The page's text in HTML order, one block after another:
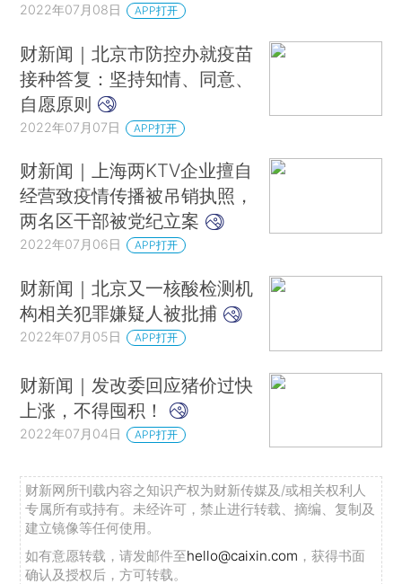
2022年07月08日 APP打开
财新闻｜北京市防控办就疫苗
接种答复：坚持知情、同意、
自愿原则
2022年07月07日 APP打开
财新闻｜上海两KTV企业擅自
经营致疫情传播被吊销执照，
两名区干部被党纪立案
2022年07月06日 APP打开
财新闻｜北京又一核酸检测机
构相关犯罪嫌疑人被批捕
2022年07月05日 APP打开
财新闻｜发改委回应猪价过快
上涨，不得囤积！
2022年07月04日 APP打开
财新网所刊载内容之知识产权为财新传媒及/或相关权利人
专属所有或持有。未经许可，禁止进行转载、摘编、复制及
建立镜像等任何使用。
如有意愿转载，请发邮件至hello@caixin.com ，获得书面
确认及授权后，方可转载。